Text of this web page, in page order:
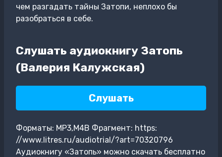
чем разгадать тайны Затопи, неплохо бы
разобраться в себе.
Слушать аудиокнигу Затопь
(Валерия Калужская)
Слушать
Форматы: MP3,M4B Фрагмент: https:
//www.litres.ru/audiotrial/?art=70320796
Аудиокнигу «Затопь» можно скачать бесплатно